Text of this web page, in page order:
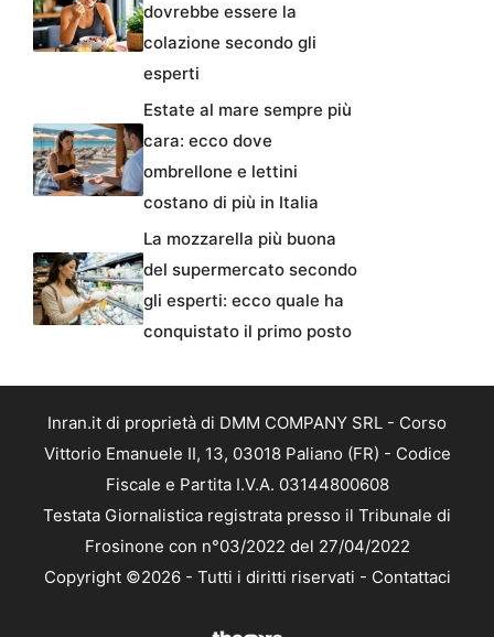
dovrebbe essere la
colazione secondo gli
esperti
Estate al mare sempre più
cara: ecco dove
ombrellone e lettini
costano di più in Italia
La mozzarella più buona
del supermercato secondo
gli esperti: ecco quale ha
conquistato il primo posto
Inran.it di proprietà di DMM COMPANY SRL - Corso
Vittorio Emanuele II, 13, 03018 Paliano (FR) - Codice
Fiscale e Partita I.V.A. 03144800608
Testata Giornalistica registrata presso il Tribunale di
Frosinone con n°03/2022 del 27/04/2022
Copyright ©2026 - Tutti i diritti riservati - Contattaci